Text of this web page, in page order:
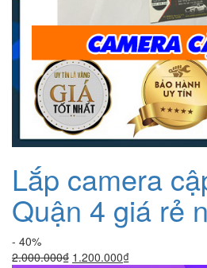
Lắp camera
Quận 4 giá rẻ
- 40%
2.000.000₫ Giá
1.200.000₫Giá